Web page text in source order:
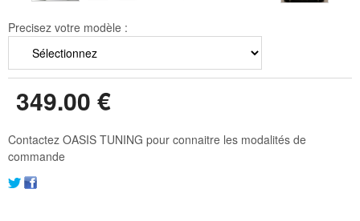
Precisez votre modèle :
349.00 €
Contactez OASIS TUNING pour connaitre les modalités de
commande